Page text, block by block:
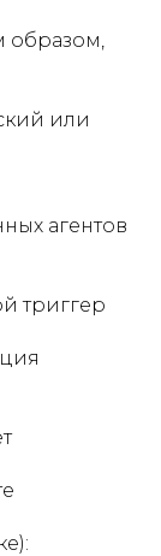
образом,
или
агентов
триггер